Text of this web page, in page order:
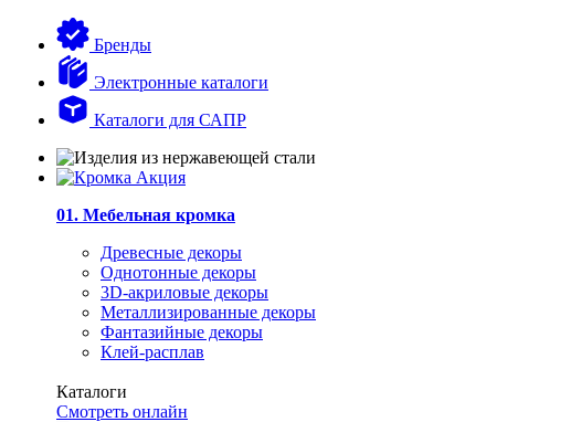
Бренды
Электронные каталоги
Каталоги для САПР
01. Мебельная кромка
Древесные декоры
Однотонные декоры
3D-акриловые декоры
Металлизированные декоры
Фантазийные декоры
Клей-расплав
Каталоги
Смотреть онлайн